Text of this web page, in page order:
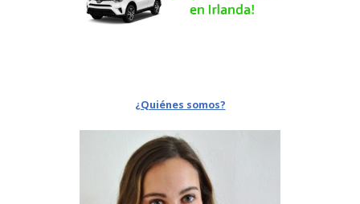
¿Quiénes somos?